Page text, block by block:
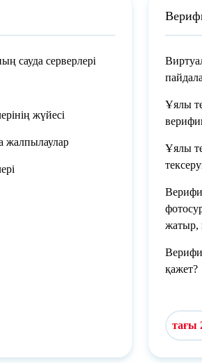
сауда серверлері
жүйесі
жалпылаулар
Ұялы
Ұялы
жатыр,
қажет?
тағы